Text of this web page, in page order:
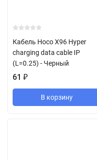
Кабель Hoco X96 Hyper
charging data cable IP
(L=0.25) - Черный
61 ₽
В корзину